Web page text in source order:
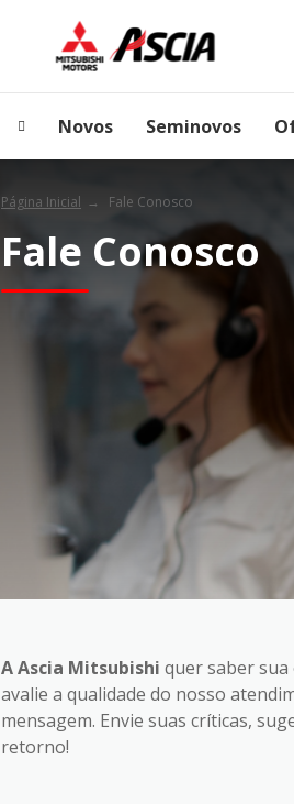
Novos Seminovos
Página Inicial Fale Conosco
Fale Conosco
A Ascia Mitsubishi quer saber
avalie a qualidade do nosso
mensagem. Envie suas críticas,
retorno!